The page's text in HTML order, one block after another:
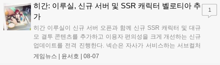
있는 환경을 조성해 창작자와 이용자 모두에게 새로운 경험을 제공할 것
으로 기대된다....
히간: 이루실, 신규 서버 및 SSR 캐릭터 벨로티아 추
가
히간 이루실이 신규 서버 오픈과 함께 신규 SSR 캐릭터 및 대규
모 결투 콘텐츠를 추가하고 이용자 편의성을 크게 개선하는 신규
업데이트를 전격 진행한다. 넥슨은 자사가 서비스하는 서브컬처
게임 히간 이루실에 신규 서버 'world3'을 개설하고 신규 캐릭터
게임뉴스 | 윤서호 | 08-07
1